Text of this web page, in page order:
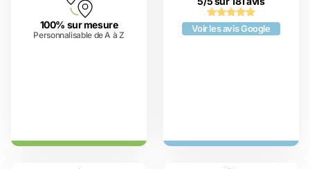
100% sur mesure
Personnalisable de A à Z
Voir les avis Google